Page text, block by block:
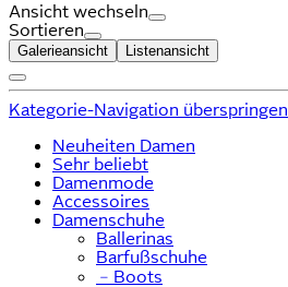
Ansicht wechseln
Sortieren
Galerieansicht Listenansicht
Kategorie-Navigation überspringen
Neuheiten Damen
Sehr beliebt
Damenmode
Accessoires
Damenschuhe
Ballerinas
Barfußschuhe
﹣ Boots